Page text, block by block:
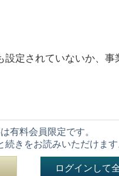
定されていないか、事
有料会員限定です。
続きをお読みいただけます
ログインして